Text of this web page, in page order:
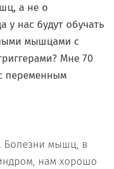
а не о
у нас будут обучать
мышцами с
Мне 70
переменным
Болезни мышц, в
нам хорошо